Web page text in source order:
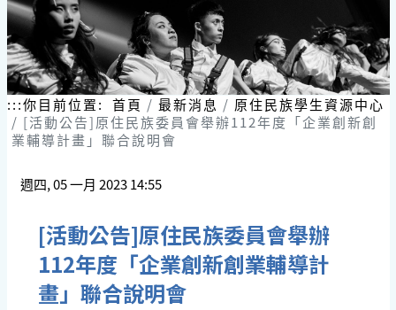
:::你目前位置: 首頁 最新消息
原住民族學生資源中心
[活動公告]原住民族委員會舉辦112年度「企業創新創
業輔導計畫」聯合說明會
週四, 05 一月 2023 14:55
[活動公告]原住民族委員會舉辦
112年度「企業創新創業輔導計
畫」聯合說明會